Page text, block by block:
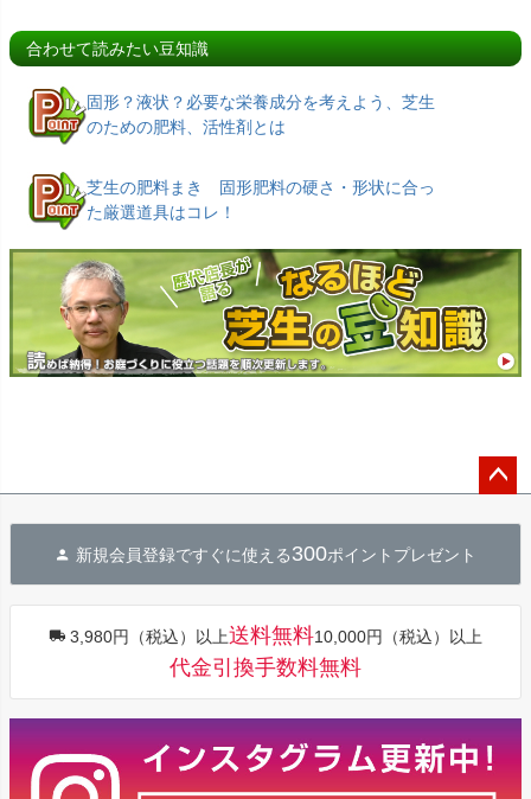
合わせて読みたい豆知識
固形？液状？必要な栄養成分を考えよう、芝生
のための肥料、活性剤とは
芝生の肥料まき 固形肥料の硬さ・形状に合っ
た厳選道具はコレ！
へ
新規会員登録ですぐに使える300ポイントプレゼント
3,980円（税込）以上送料無料10,000円（税込）以上
代金引換手数料無料